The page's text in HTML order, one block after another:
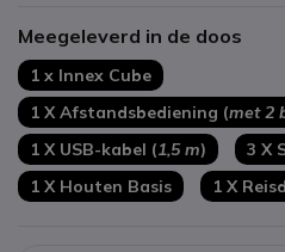
Meegeleverd in de doos
1 x Innex Cube
1 X Afstandsbediening (met 2
1 X USB-kabel (1,5 m)
3 X
1 X Houten Basis
1 X